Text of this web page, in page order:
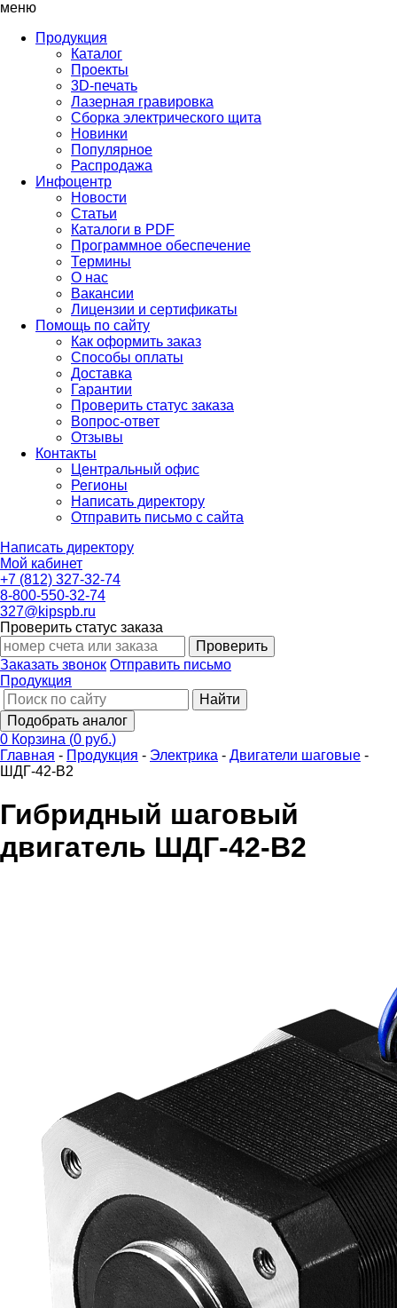
меню
Продукция
Каталог
Проекты
3D-печать
Лазерная гравировка
Сборка электрического щита
Новинки
Популярное
Распродажа
Инфоцентр
Новости
Статьи
Каталоги в PDF
Программное обеспечение
Термины
О нас
Вакансии
Лицензии и сертификаты
Помощь по сайту
Как оформить заказ
Способы оплаты
Доставка
Гарантии
Проверить статус заказа
Вопрос-ответ
Отзывы
Контакты
Центральный офис
Регионы
Написать директору
Отправить письмо с сайта
Написать директору
Мой кабинет
+7 (812) 327-32-74
8-800-550-32-74
327@kipspb.ru
Проверить статус заказа
Проверить
Заказать звонок Отправить письмо
Продукция
Найти
Подобрать аналог
0 Корзина (0 руб.)
Главная - Продукция - Электрика - Двигатели шаговые -
ШДГ-42-В2
Гибридный шаговый
двигатель ШДГ-42-В2